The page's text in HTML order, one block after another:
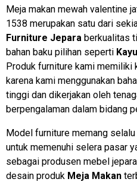
Meja makan mewah valentine
1538 merupakan satu dari
Furniture Jepara berkualitas
bahan baku pilihan seperti
Produk furniture kami memiliki
karena kami menggunakan
tinggi dan dikerjakan oleh
berpengalaman dalam bidang
Model furniture memang
untuk memenuhi selera pasar
sebagai produsen mebel
desain produk Meja Makan